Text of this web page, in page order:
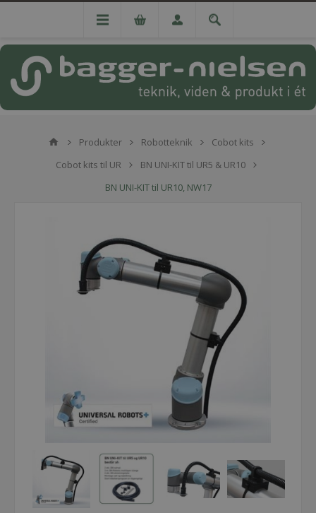
Produkter Robotteknik
Cobot kits
Cobot kits til UR
BN UNI-KIT til UR5 & UR10
BN UNI-KIT til UR10, NW17